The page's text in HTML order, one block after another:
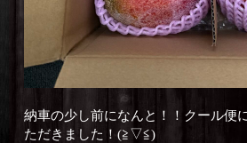
納車の少し前になんと！！クール便
ただきました！(≧▽≦)